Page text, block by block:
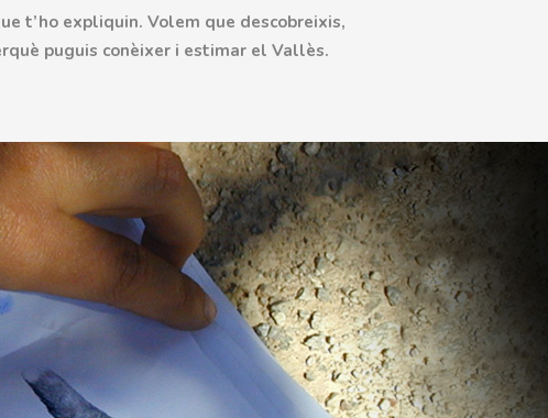
t’ho expliquin. Volem que descobreixis,
puguis conèixer i estimar el Vallès.